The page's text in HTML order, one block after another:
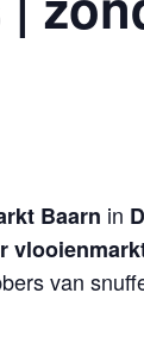
Baarn in
van